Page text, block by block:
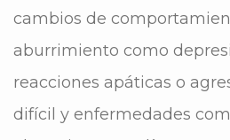
cambios de
aburrimiento como
reacciones apáticas o
difícil y enfermedades